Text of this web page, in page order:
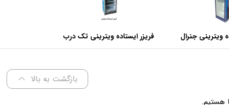
ویترینی جنرال
فریزر ایستاده ویترینی تک درب
عرض 70 سانتی متر
بازگشت به بالا